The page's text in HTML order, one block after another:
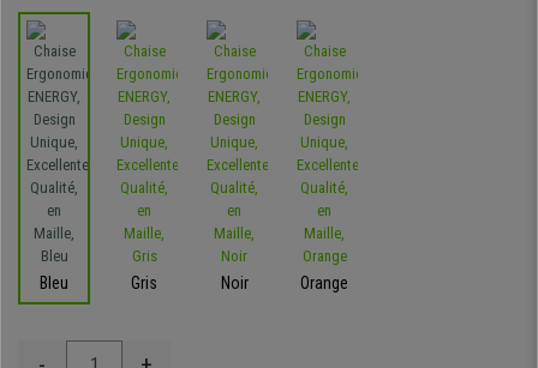
Bleu Gris Noir Orange